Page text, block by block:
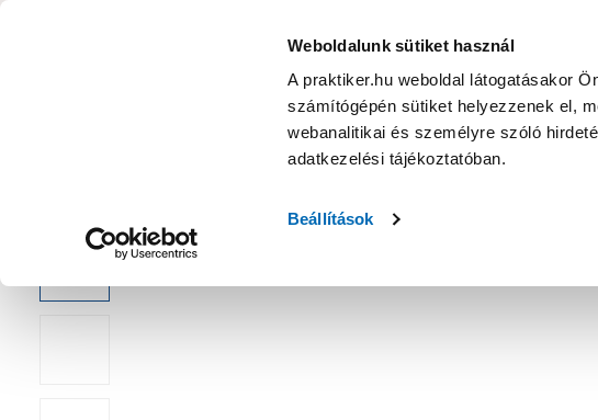
Weboldalunk sütiket használ
A praktiker.hu weboldal látogatásakor
számítógépén sütiket helyezzenek el,
webanalitikai és személyre szóló
adatkezelési tájékoztatóban.
Beállítások
KATEGÓRIÁK
Nyereményjáték Praktiker